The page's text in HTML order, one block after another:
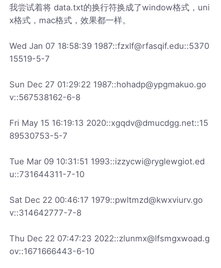
我尝试着将 data.txt的换行符换成了window格式，uni
x格式，mac格式，效果都一样。
Wed Jan 07 18:58:39 1987::fzxlf@rfasqif.edu::5370
15519-5-7
Sun Dec 27 01:29:22 1987::hohadp@ypgmakuo.go
v::567538162-6-8
Fri May 15 16:19:13 2020::xgqdv@dmucdgg.net::15
89530753-5-7
Tue Mar 09 10:31:51 1993::izzycwi@ryglewgiot.ed
u::731644311-7-10
Sat Dec 22 00:46:17 1979::pwltmzd@kwxviurv.go
v::314642777-7-8
Thu Dec 22 07:47:23 2022::zlunmx@lfsmgxwoad.g
ov::1671666443-6-10